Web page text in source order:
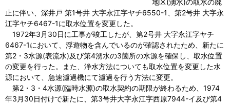
止に伴い、深井戸 第1号井 大字永江字ヤチ6550-1、第2号井 大字永
江字ヤチ6467-1に取水位置を変更した。
1972年3月30日に工事が竣工したが、第2号井 大字永江字ヤチ
6467-1において、浮遊物を含んでいるのが確認されたため、新たに
第2・3水源(表流水)及び第4湧水の3箇所の水源を確保し、取水位置
の変更を行った。また、浄水方法についても取水位置を変更した水
源において、急速濾過機にて濾過を行う方法に変更。
第2・3・4水源(臨時水源)の取水契約の期限が終わるため、1974
年3月30日付けで新たに、第3号井大字永江字西原7944-イ及び第4